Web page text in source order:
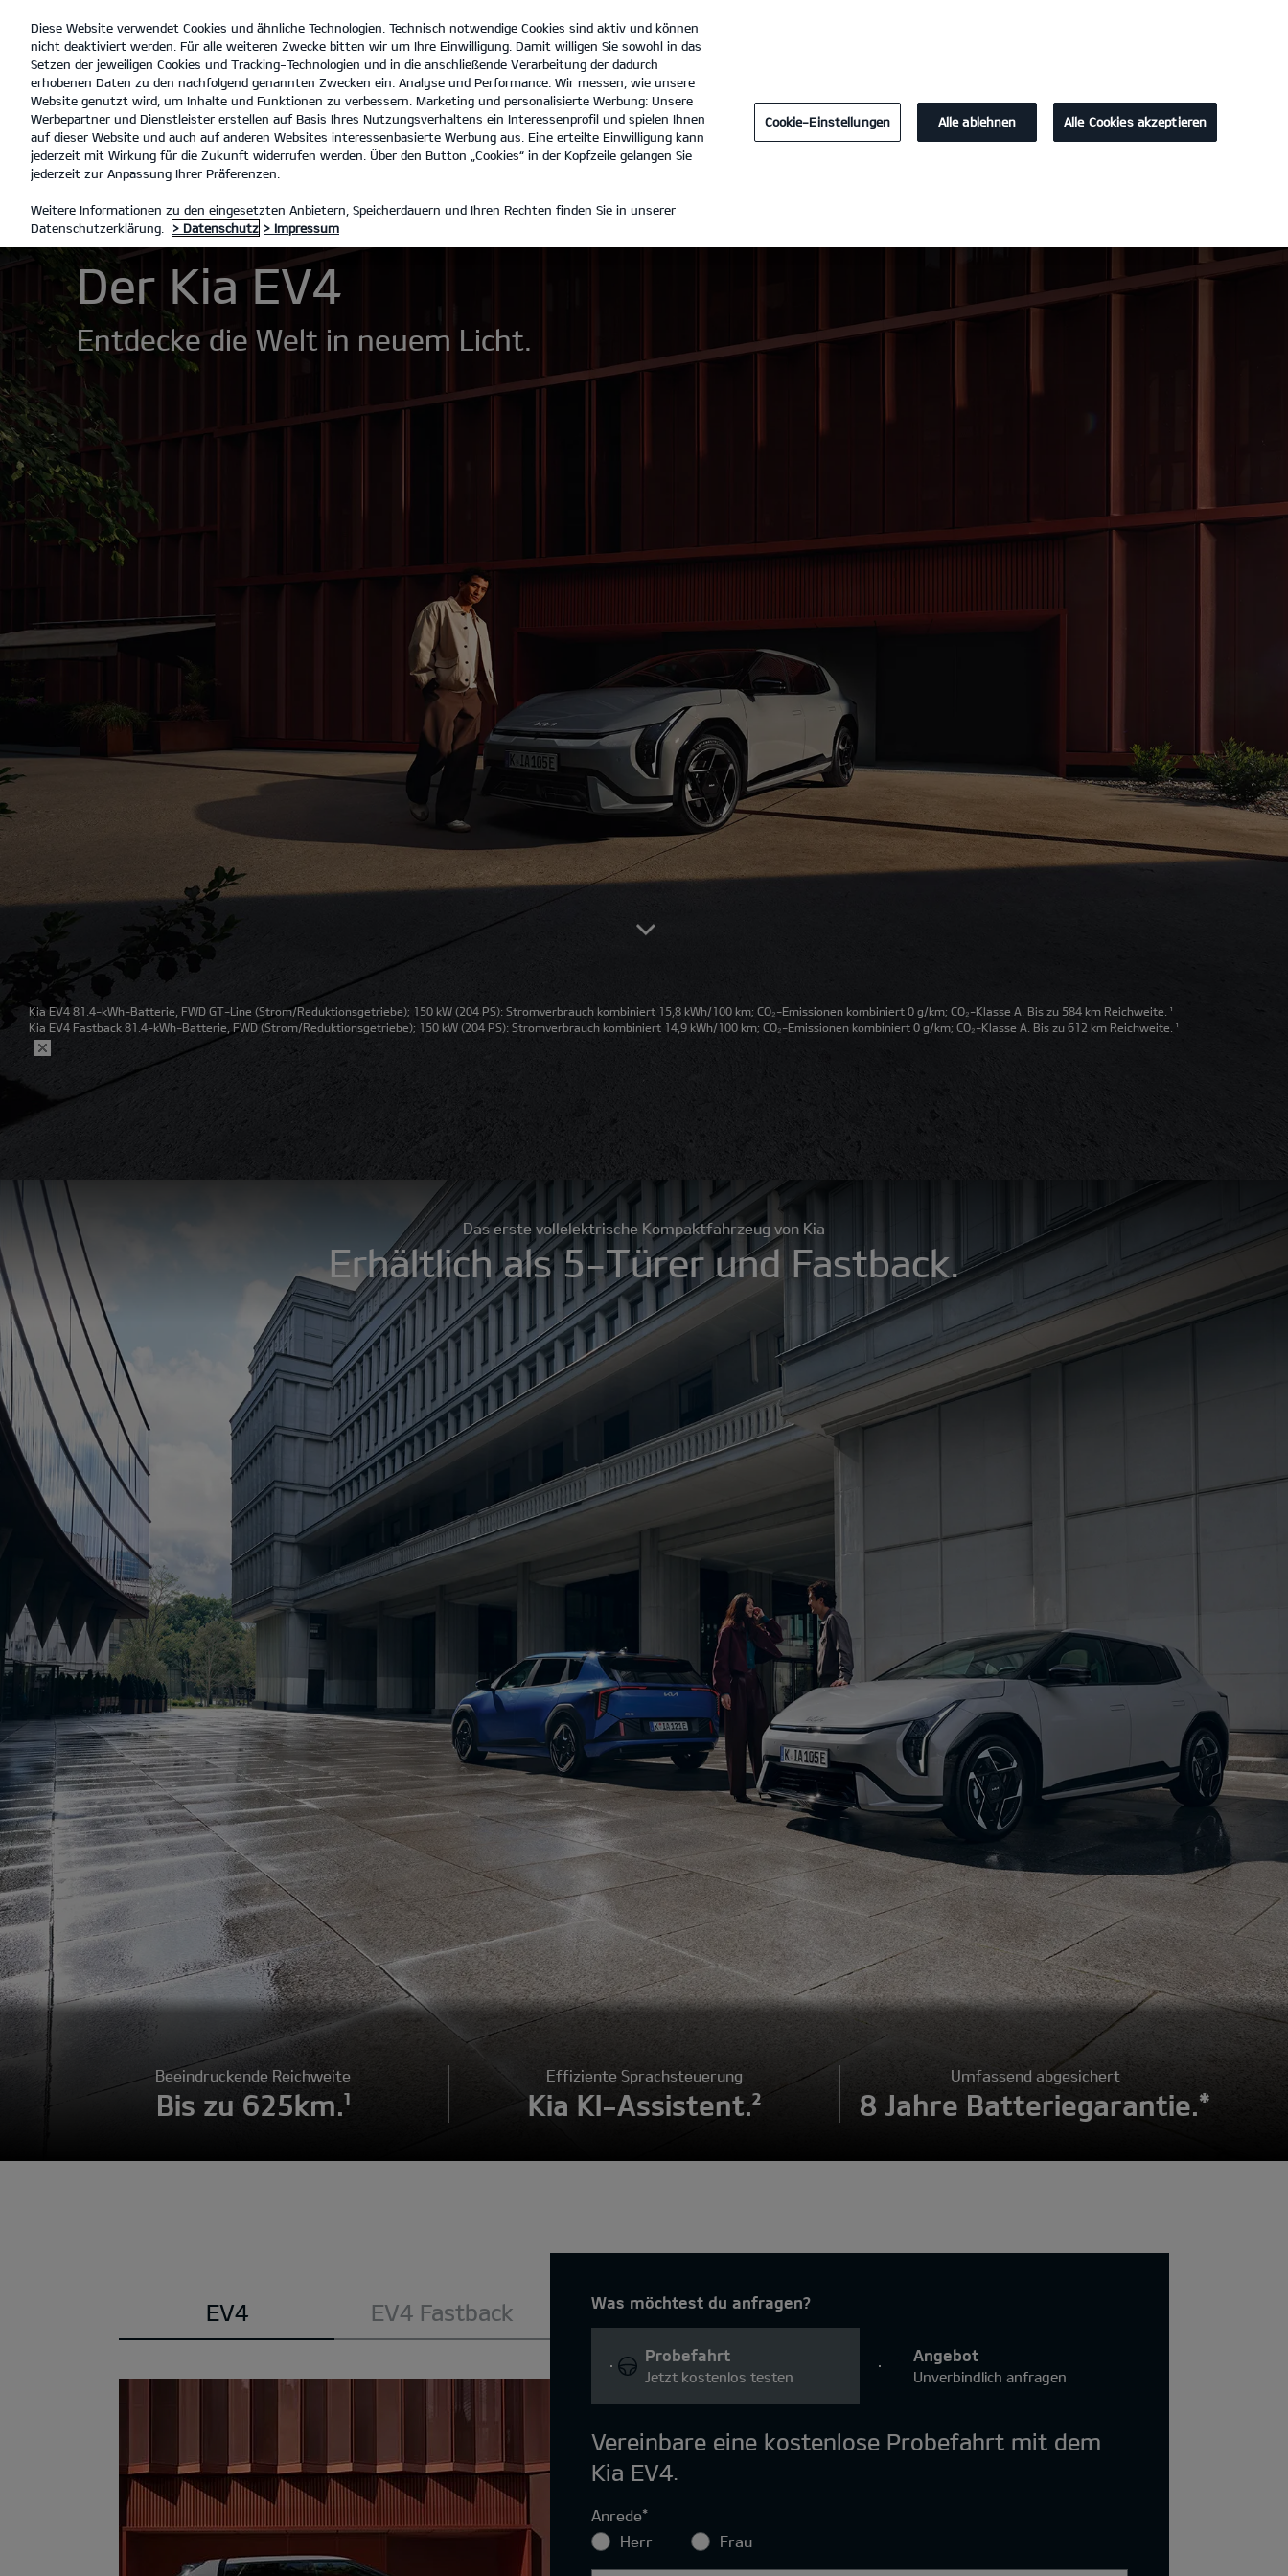
open
menu
Autohaus Gotthard König GmbH Tel. :03328-33100-0
Der EV4 Entdecken Zubehör Probefahrt / Angebot Konfigurator
MODELLE
Der Kia EV4
Entdecke die Welt in neuem Licht.
Kia EV4 81.4-kWh-Batterie, FWD GT-Line (Strom/Reduktionsgetriebe); 150 kW (204 PS): Stromverbrauch kombiniert 15,8 kWh/100 km; CO₂-Emissionen kombiniert 0 g/km; CO₂-Klasse A. Bis zu 584 km Reichweite. ¹
Kia EV4 Fastback 81.4-kWh-Batterie, FWD (Strom/Reduktionsgetriebe); 150 kW (204 PS): Stromverbrauch kombiniert 14,9 kWh/100 km; CO₂-Emissionen kombiniert 0 g/km; CO₂-Klasse A. Bis zu 612 km Reichweite. ¹
Das erste vollelektrische Kompaktfahrzeug von Kia
Erhältlich als 5-Türer und Fastback.
Beeindruckende Reichweite
Bis zu 625km.¹
Effiziente Sprachsteuerung
Kia KI-Assistent.²
Umfassend abgesichert
8 Jahre Batteriegarantie.*
EV4 EV4 Fastback Was möchtest du anfragen?
Probefahrt
Jetzt kostenlos testen
Angebot
Unverbindlich anfragen
Vereinbare eine kostenlose Probefahrt mit dem
Kia EV4.
Anrede*
Herr
Frau
Diese Website verwendet Cookies und ähnliche Technologien. Technisch notwendige Cookies sind aktiv und können
nicht deaktiviert werden. Für alle weiteren Zwecke bitten wir um Ihre Einwilligung. Damit willigen Sie sowohl in das
Setzen der jeweiligen Cookies und Tracking-Technologien und in die anschließende Verarbeitung der dadurch
erhobenen Daten zu den nachfolgend genannten Zwecken ein: Analyse und Performance: Wir messen, wie unsere
Website genutzt wird, um Inhalte und Funktionen zu verbessern. Marketing und personalisierte Werbung: Unsere
Werbepartner und Dienstleister erstellen auf Basis Ihres Nutzungsverhaltens ein Interessenprofil und spielen Ihnen
auf dieser Website und auch auf anderen Websites interessenbasierte Werbung aus. Eine erteilte Einwilligung kann
jederzeit mit Wirkung für die Zukunft widerrufen werden. Über den Button „Cookies“ in der Kopfzeile gelangen Sie
jederzeit zur Anpassung Ihrer Präferenzen.
Weitere Informationen zu den eingesetzten Anbietern, Speicherdauern und Ihren Rechten finden Sie in unserer
Datenschutzerklärung.
> Datenschutz > Impressum
Cookie-Einstellungen Alle ablehnen Alle Cookies akzeptieren